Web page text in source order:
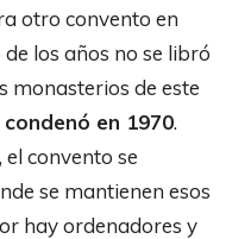
otro convento en
los años no se libró
monasterios de este
en 1970.
convento se
se mantienen esos
hay ordenadores y